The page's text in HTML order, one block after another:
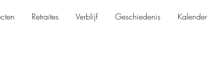
Retraites Verblijf Geschiedenis Kalender